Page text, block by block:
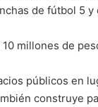
de fútbol 5
millones de
públicos en
construye